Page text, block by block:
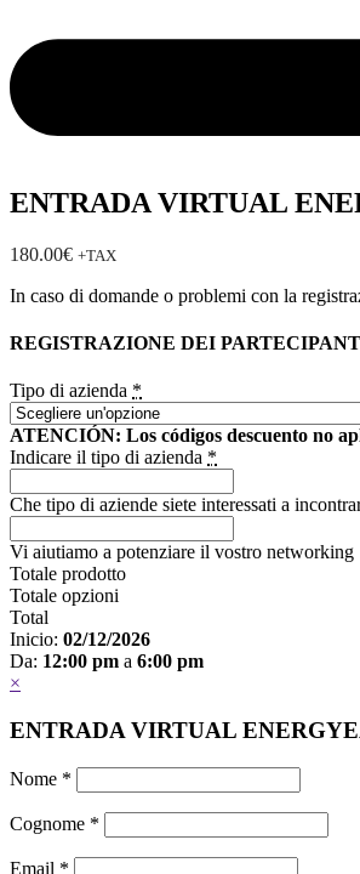
ENTRADA VIRTUAL
180.00€ +TAX
In caso di domande o problemi con la
REGISTRAZIONE DEI
Tipo di azienda *
ATENCIÓN: Los códigos descuento no
Indicare il tipo di azienda *
Che tipo di aziende siete interessati a
Vi aiutiamo a potenziare il vostro networking
Totale prodotto
Totale opzioni
Total
Inicio: 02/12/2026
Da: 12:00 pm a 6:00 pm
×
ENTRADA VIRTUAL
Nome *
Cognome *
Email *